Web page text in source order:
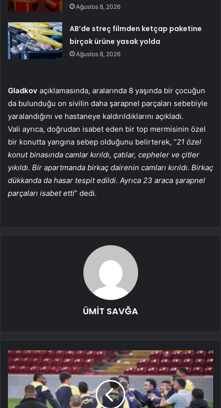
Ağustos 8, 2026
AB’de streç filmden ketçap paketine
birçok ürüne yasak yolda
Ağustos 8, 2026
Gladkov açıklamasında, aralarında 8 yaşında bir çocuğun
da bulunduğu on sivilin daha şarapnel parçaları sebebiyle
yaralandığını ve hastaneye kaldırıldıklarını açıkladı.
Vali ayrıca, doğrudan isabet eden bir top mermisinin özel
bir konutta yangına sebep olduğunu belirterek, “21 özel
konut binasında camlar kırıldı, çatılar, cepheler ve çitler
yıkıldı. Bir apartmanda birkaç dairenin camları kırıldı. Birkaç
dükkanda da hasar tespit edildi. Ayrıca 23 araca şarapnel
parçaları isabet etti” dedi.
ÜMİT SAVĞA